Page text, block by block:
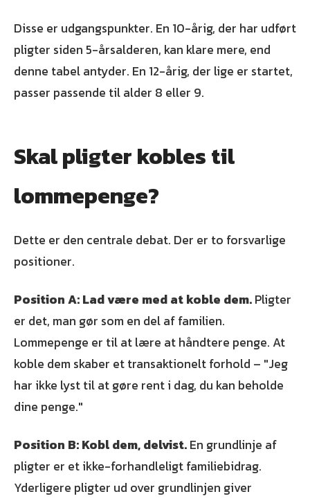
Disse er udgangspunkter. En 10-årig, der har udført
pligter siden 5-årsalderen, kan klare mere, end
denne tabel antyder. En 12-årig, der lige er startet,
passer passende til alder 8 eller 9.
Skal pligter kobles til
lommepenge?
Dette er den centrale debat. Der er to forsvarlige
positioner.
Position A: Lad være med at koble dem.Pligter
er det, man gør som en del af familien.
Lommepenge er til at lære at håndtere penge. At
koble dem skaber et transaktionelt forhold – "Jeg
har ikke lyst til at gøre rent i dag, du kan beholde
dine penge."
Position B: Kobl dem, delvist.En grundlinje af
pligter er et ikke-forhandleligt familiebidrag.
Yderligere pligter ud over grundlinjen giver